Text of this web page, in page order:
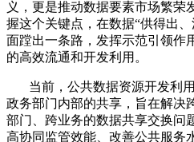
义，更是推动数据要素市场繁荣
握这个关键点，在数据“供得出
面蹚出一条路，发挥示范引领作
的高效流通和开发利用。
当前，公共数据资源开发利
政务部门内部的共享，旨在解决
部门、跨业务的数据共享交换问
高协同监管效能、改善公共服务